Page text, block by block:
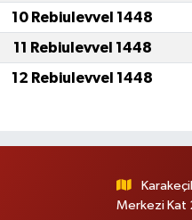
10 Rebiulevvel 1448
11 Rebiulevvel 1448
12 Rebiulevvel 1448
Merkezi Kat